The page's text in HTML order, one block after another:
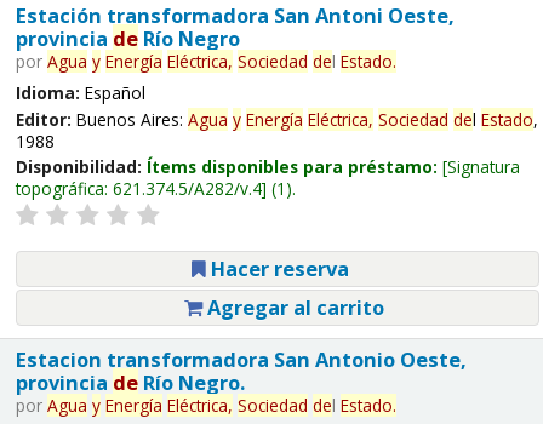
Estación transformadora San Antoni Oeste,
provincia deRío Negro
por Agua y Energía Eléctrica, Sociedad del Estado.
Idioma: Español
Editor: Buenos Aires: Agua y Energía Eléctrica, Sociedad del Estado,
1988
Disponibilidad: Ítems disponibles para préstamo: Signatura
topográfica: 621.374.5/A282/v.4 (1).
Hacer reserva
Agregar al carrito
Estacion transformadora San Antonio Oeste,
provincia deRío Negro.
por Agua y Energía Eléctrica, Sociedad del Estado.